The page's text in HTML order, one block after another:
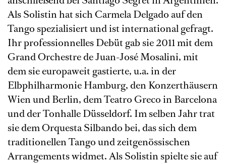
Als Solistin hat sich Carmela Delgado auf den
Tango spezialisiert und ist international gefragt.
Ihr professionnelles Debüt gab sie 2011 mit dem
Grand Orchestre de Juan-José Mosalini, mit
dem sie europaweit gastierte, u.a. in der
Elbphilharmonie Hamburg, den Konzerthäusern
Wien und Berlin, dem Teatro Greco in Barcelona
und der Tonhalle Düsseldorf. Im selben Jahr trat
sie dem Orquesta Silbando bei, das sich dem
traditionellen Tango und zeitgenössischen
Arrangements widmet. Als Solistin spielte sie auf